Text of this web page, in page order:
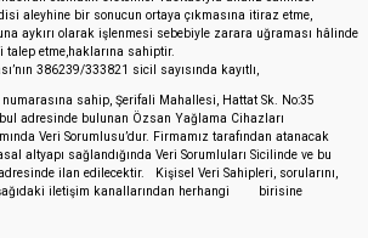
aleyhine bir sonucun ortaya çıkmasına itiraz etme,
aykırı olarak işlenmesi sebebiyle zarara uğraması hâlinde
talep etme,haklarına sahiptir.
386239/333821 sicil sayısında kayıtlı,
numarasına sahip, Şerifali Mahallesi, Hattat Sk. No:35
adresinde bulunan Özsan Yağlama Cihazları
Veri Sorumlusu’dur. Firmamız tarafından atanacak
altyapı sağlandığında Veri Sorumluları Sicilinde ve bu
ilan edilecektir. Kişisel Veri Sahipleri, sorularını,
iletişim kanallarından herhangi birisine